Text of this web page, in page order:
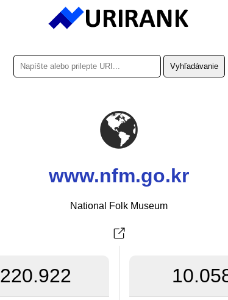
www.nfm.go.kr
National Folk Museum
220.922